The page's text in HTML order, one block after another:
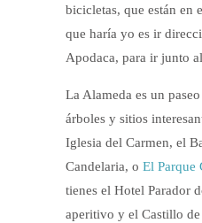
bicicletas, que están en
que haría yo es ir
Apodaca, para ir junto
La Alameda es un
árboles y sitios
Iglesia del Carmen, el
Candelaria, o El Parque
tienes el Hotel Parador
aperitivo y el Castillo de